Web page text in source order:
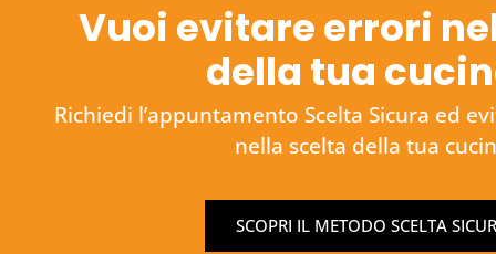
Vuoi evitare errori
della tua
Richiedi l’appuntamento Scelta Sicura ed
nella scelta della tua
SCOPRI IL METODO SCELTA